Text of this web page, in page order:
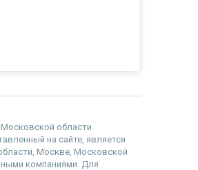
Московской области
на сайте, является
Москве, Московской
компаниями. Для